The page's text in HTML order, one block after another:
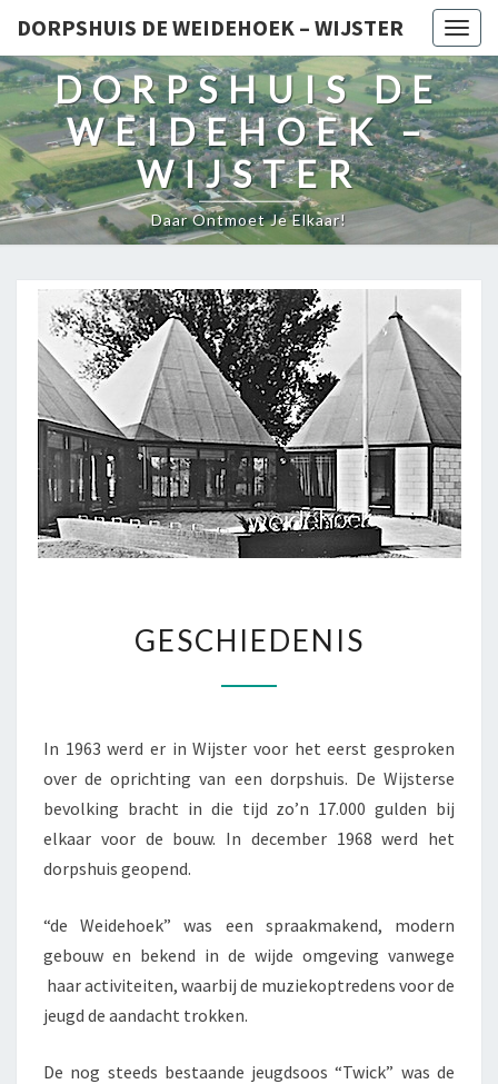
DORPSHUIS DE WEIDEHOEK – WIJSTER
DORPSHUIS DE
WEIDEHOEK –
WIJSTER
Daar Ontmoet Je Elkaar!
GESCHIEDENIS
In 1963 werd er in Wijster voor het eerst gesproken
over de oprichting van een dorpshuis. De Wijsterse
bevolking bracht in die tijd zo’n 17.000 gulden bij
elkaar voor de bouw. In december 1968 werd het
dorpshuis geopend.
“de Weidehoek” was een spraakmakend, modern
gebouw en bekend in de wijde omgeving vanwege
haar activiteiten, waarbij de muziekoptredens voor de
jeugd de aandacht trokken.
De nog steeds bestaande jeugdsoos “Twick” was de